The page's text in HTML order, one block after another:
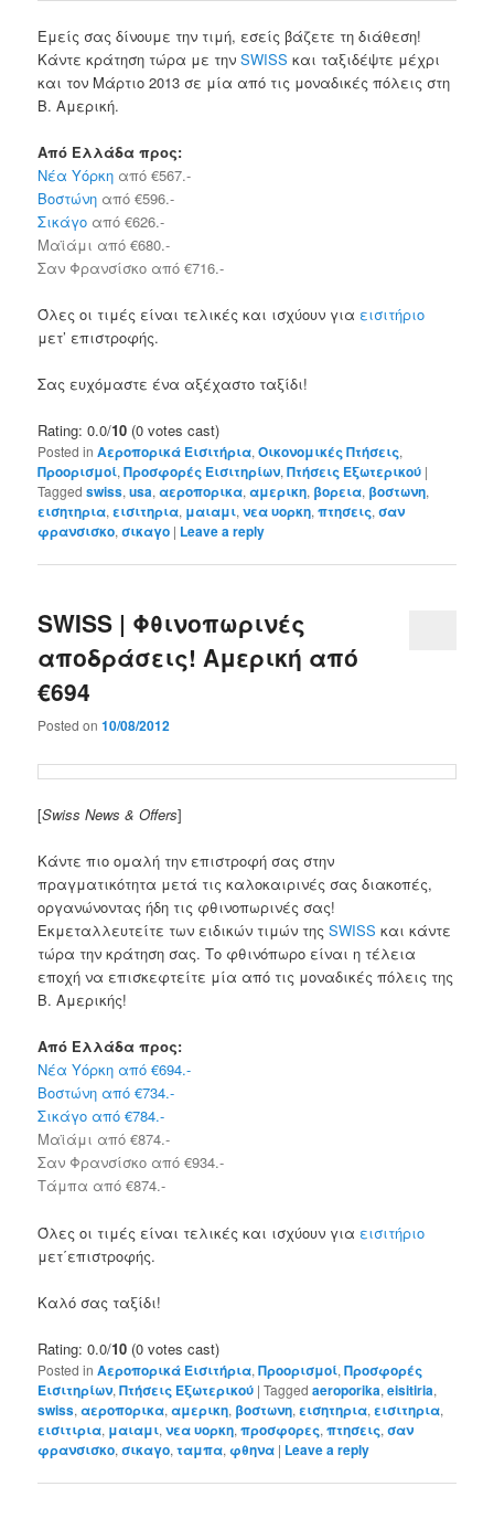
Εμείς σας δίνουμε την τιμή, εσείς βάζετε τη διάθεση!
Κάντε κράτηση τώρα με τηνSWISSκαι ταξιδέψτε μέχρι
και τον Μάρτιο 2013 σε μία από τις μοναδικές πόλεις στη
Β. Αμερική.
Από Ελλάδα προς:
Νέα Υόρκη από €567.-
Βοστώνη από €596.-
Σικάγο από €626.-
Μαϊάμι από €680.-
Σαν Φρανσίσκο από €716.-
Όλες οι τιμές είναι τελικές και ισχύουν για εισιτήριο
μετ’ επιστροφής.
Σας ευχόμαστε ένα αξέχαστο ταξίδι!
Rating: 0.0/10 (0 votes cast)
Posted in Αεροπορικά Εισιτήρια,Οικονομικές Πτήσεις,
Προορισμοί,Προσφορές Εισιτηρίων,Πτήσεις Εξωτερικού |
Tagged swiss,usa,αεροπορικα,αμερικη, βορεια, βοστωνη,
εισητηρια,εισιτηρια, μαιαμι,νεα υορκη,πτησεις,σαν
φρανσισκο,σικαγο | Leave a reply
SWISS | Φθινοπωρινές
αποδράσεις! Αμερική από
€694
Posted on10/08/2012
[Swiss News & Offers]
Κάντε πιο ομαλή την επιστροφή σας στην
πραγματικότητα μετά τις καλοκαιρινές σας διακοπές,
οργανώνοντας ήδη τις φθινοπωρινές σας!
Εκμεταλλευτείτε των ειδικών τιμών τηςSWISSκαι κάντε
τώρα την κράτηση σας. Το φθινόπωρο είναι η τέλεια
εποχή να επισκεφτείτε μία από τις μοναδικές πόλεις της
Β. Αμερικής!
Από Ελλάδα προς:
Νέα Υόρκη από €694.-
Βοστώνη από €734.-
Σικάγο από €784.-
Μαϊάμι από €874.-
Σαν Φρανσίσκο από €934.-
Τάμπα από €874.-
Όλες οι τιμές είναι τελικές και ισχύουν για εισιτήριο
μετ΄επιστροφής.
Καλό σας ταξίδι!
Rating: 0.0/10 (0 votes cast)
Posted in Αεροπορικά Εισιτήρια,Προορισμοί,Προσφορές
Εισιτηρίων,Πτήσεις Εξωτερικού |Tagged aeroporika,eisitiria,
swiss,αεροπορικα,αμερικη, βοστωνη,εισητηρια,εισιτηρια,
εισιτιρια, μαιαμι,νεα υορκη,προσφορες,πτησεις,σαν
φρανσισκο,σικαγο,ταμπα,φθηνα | Leave a reply